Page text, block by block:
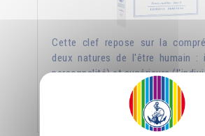
Cette clef repose sur la
deux natures de l'être humain :
personnalité) et supérieure
26.00CHF